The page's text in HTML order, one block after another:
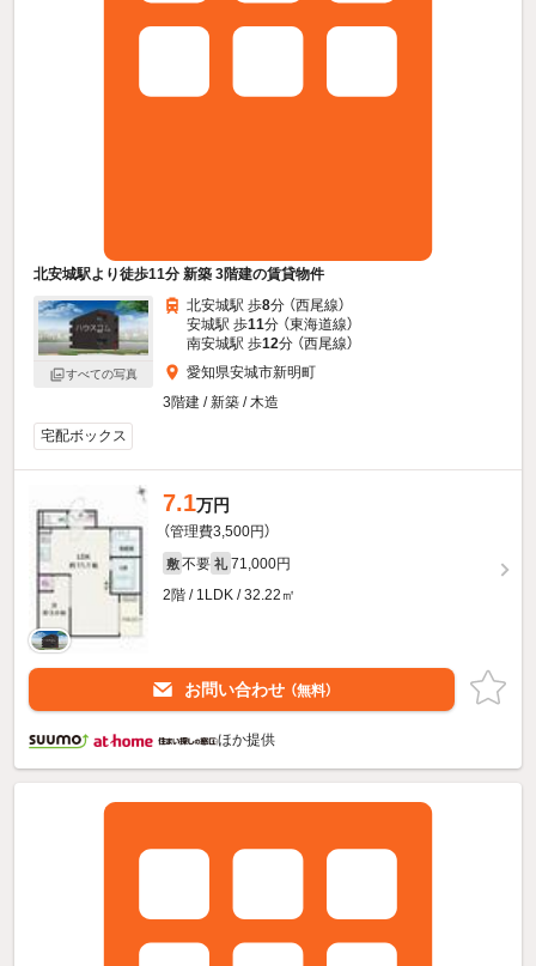
北安城駅より徒歩11分 新築 3階建の賃貸物件
すべての写真
北安城駅 歩8分 （西尾線）
安城駅 歩11分 （東海道線）
南安城駅 歩12分 （西尾線）
愛知県安城市新明町
3階建 / 新築 / 木造
宅配ボックス
7.1万円
（管理費3,500円）
敷 不要 礼 71,000円
2階 / 1LDK / 32.22㎡
お問い合わせ （無料）
ほか提供